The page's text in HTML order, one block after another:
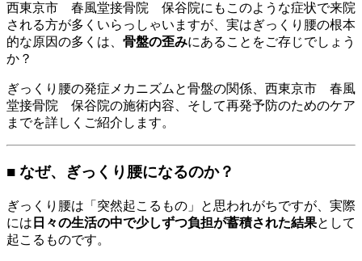
西東京市 春風堂接骨院 保谷院にもこのような症状で来院
される方が多くいらっしゃいますが、実はぎっくり腰の根本
的な原因の多くは、 骨盤の歪みにあることをご存じでしょう
か？
ぎっくり腰の発症メカニズムと骨盤の関係、西東京市 春風
堂接骨院 保谷院の施術内容、そして再発予防のためのケア
までを詳しくご紹介します。
■ なぜ、ぎっくり腰になるのか？
ぎっくり腰は「突然起こるもの」と思われがちですが、実際
には 日々の生活の中で少しずつ負担が蓄積された結果として
起こるものです。